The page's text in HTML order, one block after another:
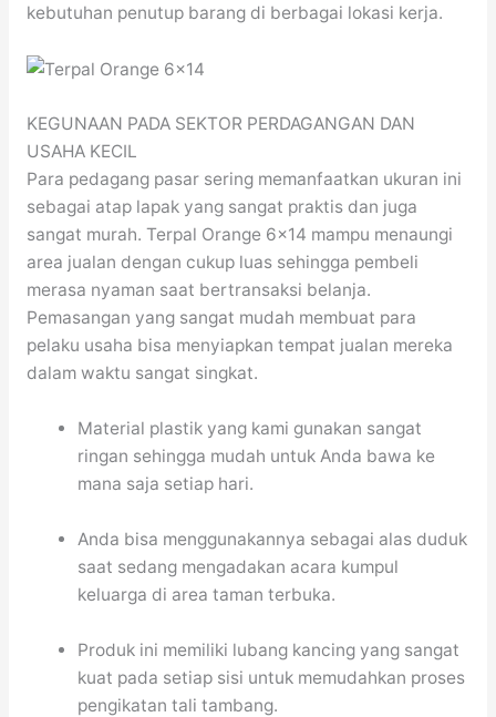
kebutuhan penutup barang di berbagai lokasi kerja.
KEGUNAAN PADA SEKTOR PERDAGANGAN DAN
USAHA KECIL
Para pedagang pasar sering memanfaatkan ukuran ini
sebagai atap lapak yang sangat praktis dan juga
sangat murah. Terpal Orange 6×14 mampu menaungi
area jualan dengan cukup luas sehingga pembeli
merasa nyaman saat bertransaksi belanja.
Pemasangan yang sangat mudah membuat para
pelaku usaha bisa menyiapkan tempat jualan mereka
dalam waktu sangat singkat.
Material plastik yang kami gunakan sangat
ringan sehingga mudah untuk Anda bawa ke
mana saja setiap hari.
Anda bisa menggunakannya sebagai alas duduk
saat sedang mengadakan acara kumpul
keluarga di area taman terbuka.
Produk ini memiliki lubang kancing yang sangat
kuat pada setiap sisi untuk memudahkan proses
pengikatan tali tambang.